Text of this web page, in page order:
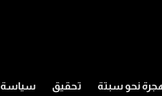
نحو سبتة تحقيق سياسة